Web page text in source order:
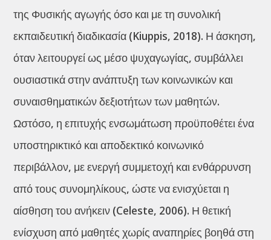
της Φυσικής αγωγής όσο και με τη συνολική
εκπαιδευτική διαδικασία (Kiuppis, 2018). Η άσκηση,
όταν λειτουργεί ως μέσο ψυχαγωγίας, συμβάλλει
ουσιαστικά στην ανάπτυξη των κοινωνικών και
συναισθηματικών δεξιοτήτων των μαθητών.
Ωστόσο, η επιτυχής ενσωμάτωση προϋποθέτει ένα
υποστηρικτικό και αποδεκτικό κοινωνικό
περιβάλλον, με ενεργή συμμετοχή και ενθάρρυνση
από τους συνομηλίκους, ώστε να ενισχύεται η
αίσθηση του ανήκειν (Celeste, 2006). Η θετική
ενίσχυση από μαθητές χωρίς αναπηρίες βοηθά στη